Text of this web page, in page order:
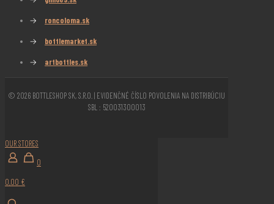
→ roncoloma.sk
→ bottlemarket.sk
→ artbottles.sk
© 2026 BOTTLESHOP SK, S.R.O. | EVIDENČNÉ ČÍSLO POVOLENIA NA DISTRIBÚCIU
SBL : 520031300013
OUR STORES
0
0,00 €